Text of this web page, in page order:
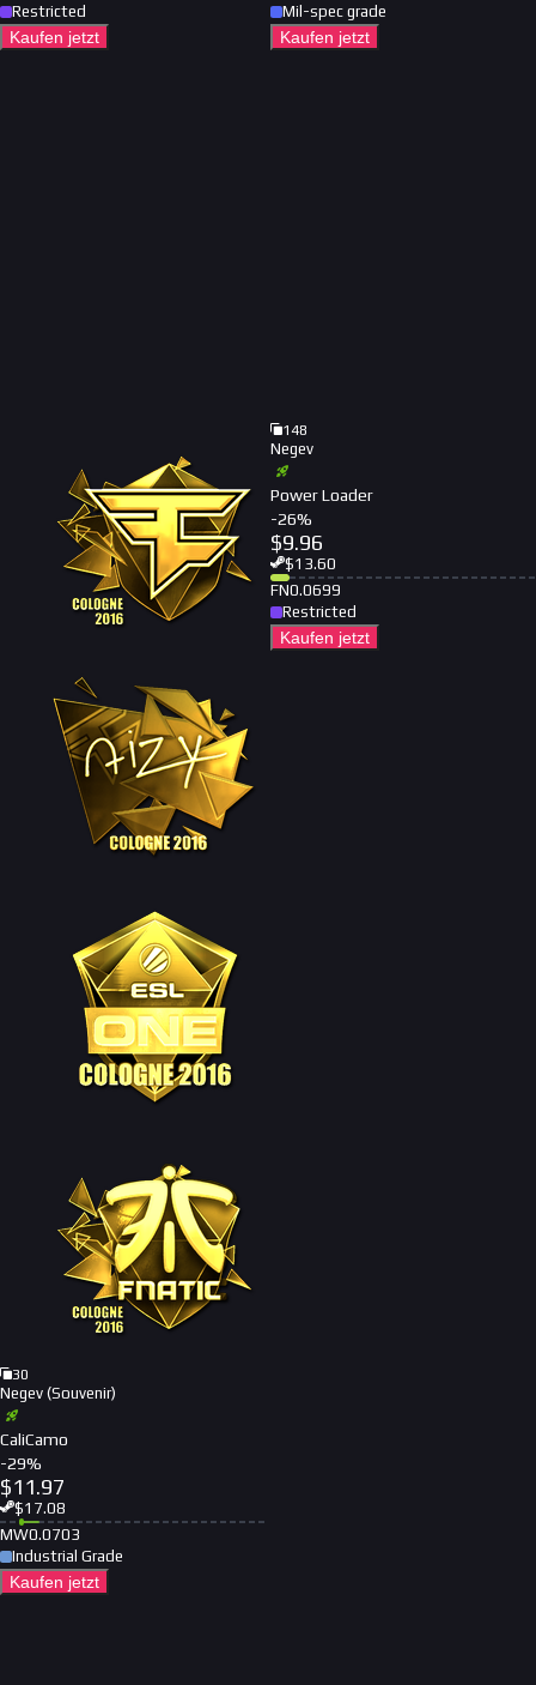
Restricted
Kaufen jetzt
Mil-spec grade
Kaufen jetzt
30
Negev (Souvenir)
CaliCamo
-29%
$11.97
$17.08
MW0.0703
Industrial Grade
Kaufen jetzt
148
Negev
Power Loader
-26%
$9.96
$13.60
FN0.0699
Restricted
Kaufen jetzt